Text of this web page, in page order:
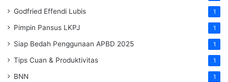
Godfried Effendi Lubis 1
Pimpin Pansus LKPJ 1
Siap Bedah Penggunaan APBD 2025 1
Tips Cuan & Produktivitas 1
BNN 1